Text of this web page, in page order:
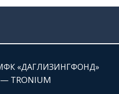
МФК «ДАГЛИЗИНГФОНД»
TRONIUM